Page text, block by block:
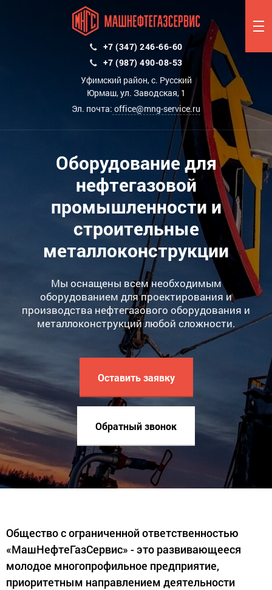
+7 (347) 246-66-60
+7 (987) 490-08-53
Уфимский район, с. Русский
Юрмаш, ул. Заводская, 1
Эл. почта: office@mng-service.ru
Оборудование для
нефтегазовой
промышленности и
строительные
металлоконструкции
Мы оснащены всем необходимым
оборудованием для проектирования и
производства нефтегазового оборудования и
металлоконструкций любой сложности.
Оставить заявку
Обратный звонок
Общество с ограниченной ответственностью
«МашНефтеГазСервис» - это развивающееся
молодое многопрофильное предприятие,
приоритетным направлением деятельности